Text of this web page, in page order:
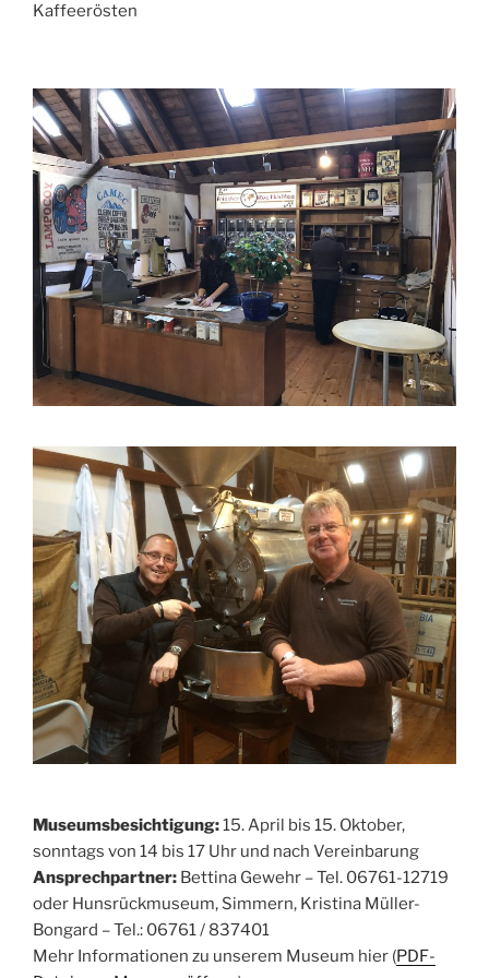
Kaffeerösten
Museumsbesichtigung:15. April bis 15. Oktober,
sonntags von 14 bis 17 Uhr und nach Vereinbarung
Ansprechpartner: Bettina Gewehr – Tel. 06761-12719
oder Hunsrückmuseum, Simmern, Kristina Müller-
Bongard – Tel.: 06761 / 837401
Mehr Informationen zu unserem Museum hier (PDF-